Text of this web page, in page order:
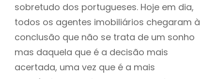
sobretudo dos portugueses. Hoje em dia,
todos os agentes imobiliários chegaram à
conclusão que não se trata de um sonho
mas daquela que é a decisão mais
acertada, uma vez que é a mais